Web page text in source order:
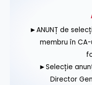
►ANUNȚ de
membru în CA-
►Selecție
Director